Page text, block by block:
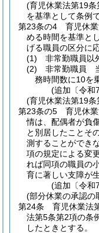
(育児休業法第19
を基準として条例
第23条の4
育児休
める時間を基準と
げる職員の区分に応
(1)
非常勤職員
(2)
非常勤職員
務時間数に10を
(追加〔令和
(育児休業法第19
第23条の5
育児休
情は、配偶者が負
と別居したことそ
測することができ
項の規定による変
れば同項の職員の
育に著しい支障が
(追加〔令和
(部分休業の承認の
第24条
育児休業法
法第5条第2項の条
したときとする。